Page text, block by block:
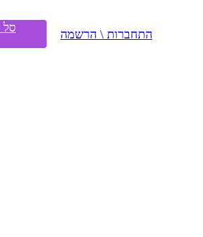
התחברות \ הרשמה סל